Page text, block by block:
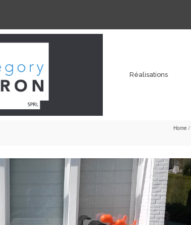
Réalisations
Home /